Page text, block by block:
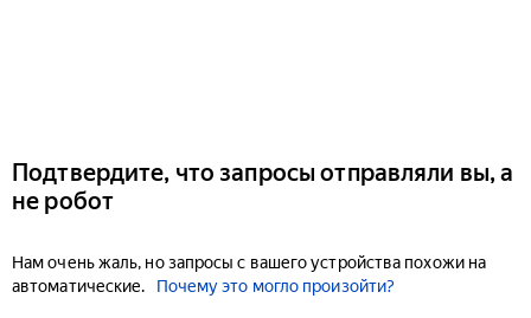
Подтвердите, что запросы отправляли вы, а
не робот
Нам очень жаль, но запросы с вашего устройства похожи на
автоматические.
Почему это могло произойти?